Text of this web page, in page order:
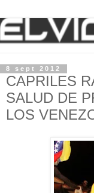
8 sept 2012
CAPRILES
SALUD DE
LOS